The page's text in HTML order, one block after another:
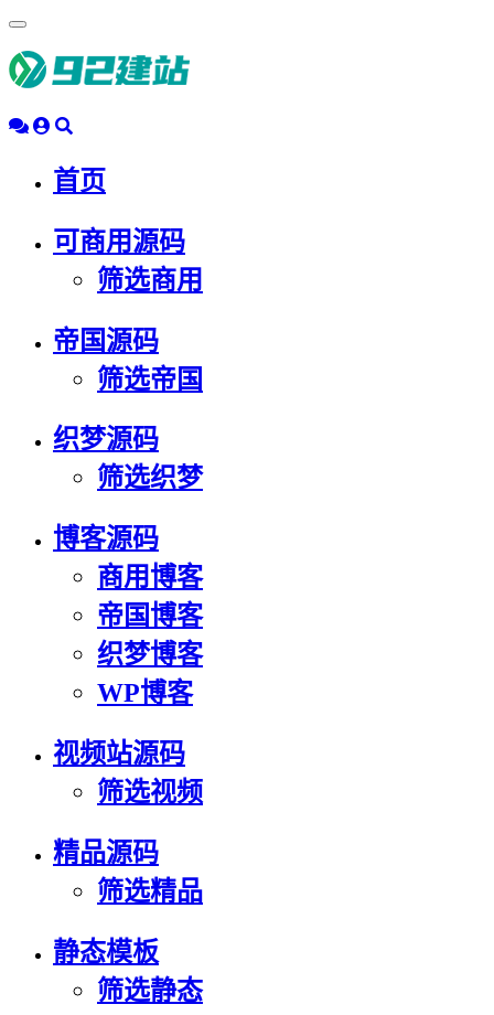
动
导
首页
可商用源码
筛选商用
帝国源码
筛选帝国
织梦源码
筛选织梦
博客源码
商用博客
帝国博客
织梦博客
WP博客
视频站源码
筛选视频
精品源码
筛选精品
静态模板
筛选静态